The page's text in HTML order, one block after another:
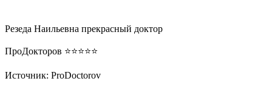
Резеда Наильевна прекрасный доктор
ПроДокторов ⭐️⭐️⭐️⭐️⭐️
Источник: ProDoctorov